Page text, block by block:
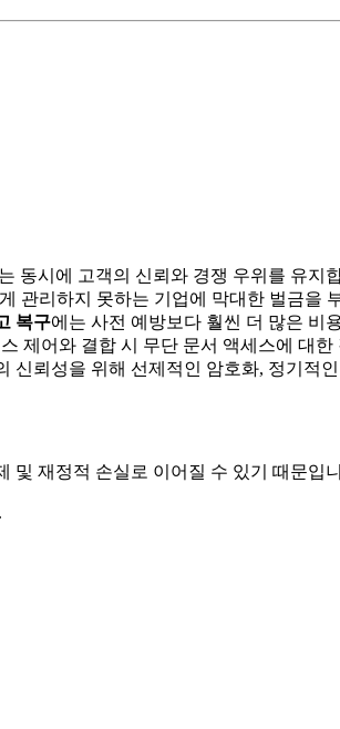
동시에 고객의 신뢰와 경쟁 우위를 유지
관리하지 못하는 기업에 막대한 벌금을
복구에는 사전 예방보다 훨씬 더 많은 비
제어와 결합 시 무단 문서 액세스에 대
신뢰성을 위해 선제적인 암호화, 정기적
및 재정적 손실로 이어질 수 있기 때문입